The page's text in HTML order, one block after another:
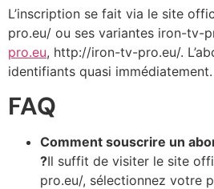
L’inscription se fait via le site
pro.eu/ ou ses variantes iron-tv-
pro.eu, http://iron-tv-pro.eu/.
identifiants quasi immédiatement.
FAQ
Comment souscrire un
?Il suffit de visiter le site
pro.eu/, sélectionnez votre